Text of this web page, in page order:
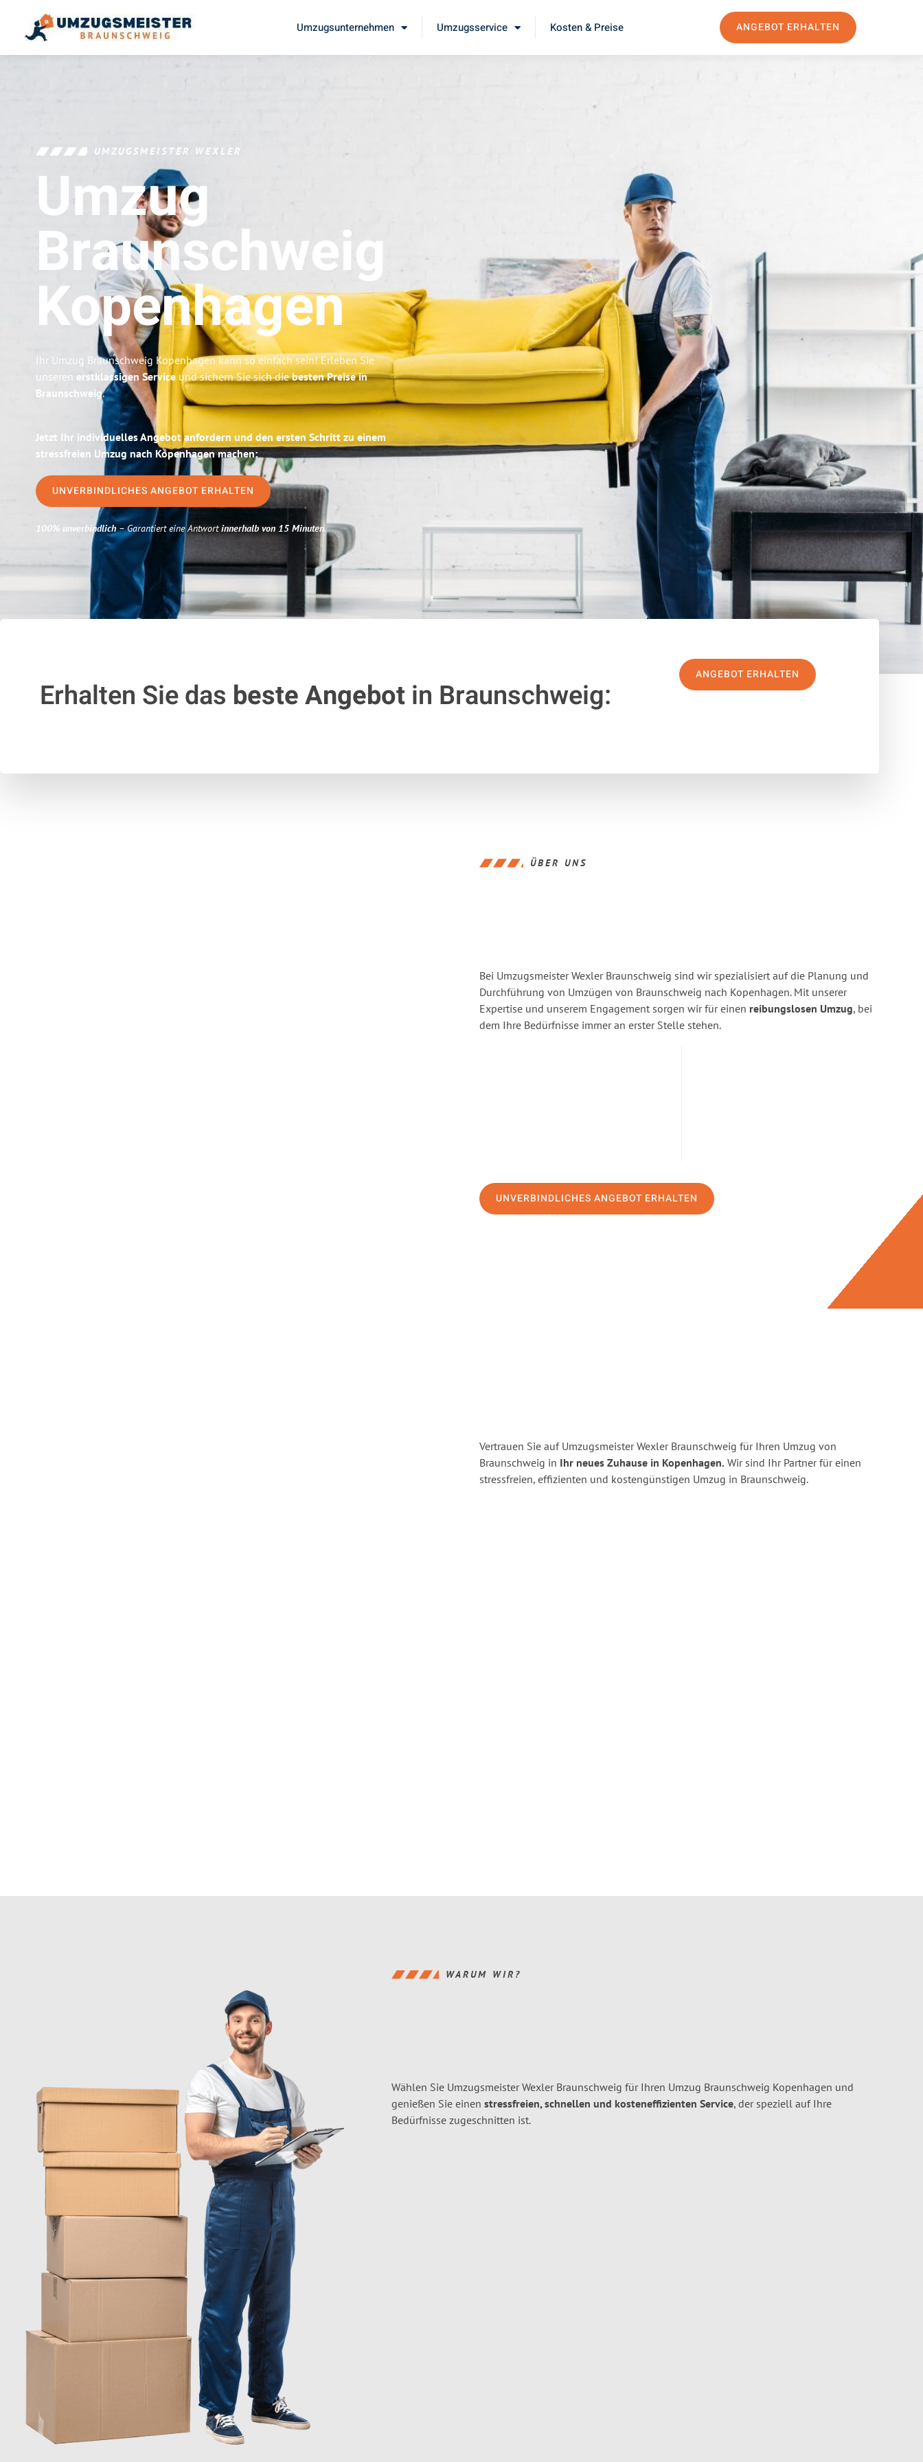
Umzugsunternehmen Umzugsservice Kosten & Preise ANGEBOT ERHALTEN
UMZUGSMEISTER WEXLER
Umzug
Braunschweig
Kopenhagen
Ihr Umzug Braunschweig Kopenhagen kann so einfach sein! Erleben Sie
unseren erstklassigen Service und sichern Sie sich diebesten Preise in
Braunschweig.
Jetzt Ihr individuelles Angebot anfordern und den ersten Schritt zu einem
stressfreien Umzug nach Kopenhagen machen:
UNVERBINDLICHES ANGEBOT ERHALTEN
100% unverbindlich– Garantiert eine Antwortinnerhalb von 15 Minuten.
Erhalten Sie das beste Angebotin Braunschweig:
ANGEBOT ERHALTEN
ÜBER UNS
Bei Umzugsmeister Wexler Braunschweig sind wir spezialisiert auf die Planung und
Durchführung von Umzügen von Braunschweig nach Kopenhagen. Mit unserer
Expertise und unserem Engagement sorgen wir für einen reibungslosen Umzug, bei
dem Ihre Bedürfnisse immer an erster Stelle stehen.
UNVERBINDLICHES ANGEBOT ERHALTEN
Vertrauen Sie auf Umzugsmeister Wexler Braunschweig für Ihren Umzug von
Braunschweig in Ihr neues Zuhause in Kopenhagen. Wir sind Ihr Partner für einen
stressfreien, effizienten und kostengünstigen Umzug in Braunschweig.
WARUM WIR?
Wählen Sie Umzugsmeister Wexler Braunschweig für Ihren Umzug Braunschweig Kopenhagen und
genießen Sie einen stressfreien, schnellen und kosteneffizienten Service, der speziell auf Ihre
Bedürfnisse zugeschnitten ist.